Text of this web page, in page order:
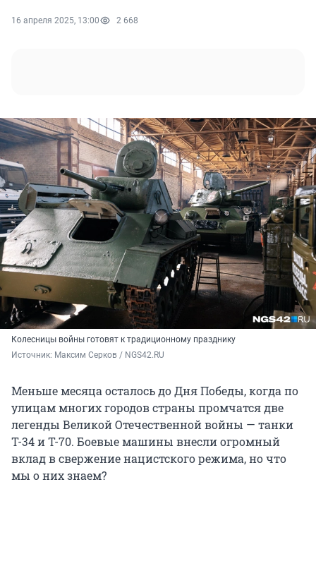
16 апреля 2025, 13:00 2 668
Колесницы войны готовят к традиционному празднику
Источник: Максим Серков / NGS42.RU
Меньше месяца осталось до Дня Победы, когда по
улицам многих городов страны промчатся две
легенды Великой Отечественной войны — танки
Т-34 и Т-70. Боевые машины внесли огромный
вклад в свержение нацистского режима, но что
мы о них знаем?